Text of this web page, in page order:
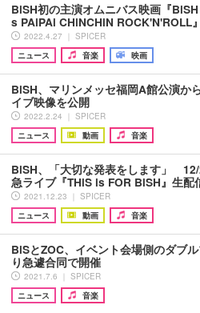
BiSH初の主演オムニバス映画『
s PAiPAi CHiNCHiN ROCK'N'ROLL
2022.4.27 ｜ SPICER
ニュース
音楽 映画
BiSH、マリンメッセ福岡A館公演か
イブ映像を公開
2022.2.24 ｜ SPICER
ニュース
動画 音楽
BiSH、「大切な発表をします」
急ライブ『THiS is FOR BiSH』生配
2021.12.23 ｜ SPICER
ニュース
動画 音楽
BiSとZOC、イベント会場側のダブ
り急遽合同で開催
2021.7.6 ｜ SPICER
ニュース
音楽